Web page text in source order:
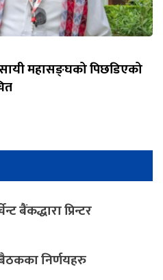
महासङ्घको पिछडिएको
बैंकद्धारा प्रिन्टर
बैठकका निर्णयहरु